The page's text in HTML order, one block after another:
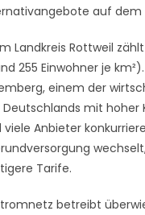
auf dem
Landkreis Rottweil zählt
255 Einwohner je
einem der
Deutschlands mit hoher
Anbieter
Tarife.
betreibt